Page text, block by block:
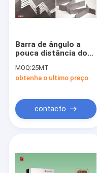
Produtos
Controle da qualidade
Contacte-nos
Peça umas citações
Barra de ângulo a
pouca distância do
construção naval
6m-20m
MOQ:25MT
obtenha o ultimo preço
contacto